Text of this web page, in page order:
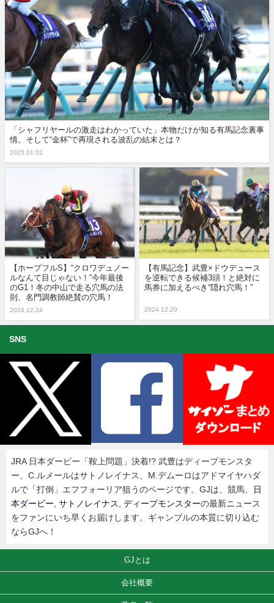
「シャフリヤールの激走はわかっていた」本物だけが知る有馬記念裏事
情。そして“金杯”で再現される波乱の結末とは？
2025.01.02
【ホープフルS】“クロワデュノー
ルなんて目じゃない！”今年最後
のG1！冬の中山で走る穴馬の法
則、名門調教師絶賛の穴馬！
2024.12.24
【有馬記念】武豊×ドウデュース
を逆転できる候補3頭！と絶対に
馬券に加えるべき“隠れ穴馬！”
2024.12.20
SNS
JRA 日本ダービー「鞍上問題」決着!? 武豊はディープモンスタ
ー、C.ルメールはサトノレイナス、M.デムーロはアドマイヤハダ
ルで「打倒」エフフォーリア狙うのページです。GJは、競馬、
日
本ダービー サトノレイナス ディープモンスターの最新ニュース
をファンにいち早くお届けします。ギャンブルの本質に切り込む
ならGJへ！
GJとは
会社概要